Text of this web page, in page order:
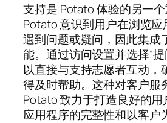
支持是 Potato 体验的另一个
Potato 意识到用户在浏览
遇到问题或疑问，因此集成
能。通过访问设置并选择“
以直接与支持志愿者互动，
得及时帮助。这种对客户服
Potato 致力于打造良好的用
应用程序的完整性和以客户